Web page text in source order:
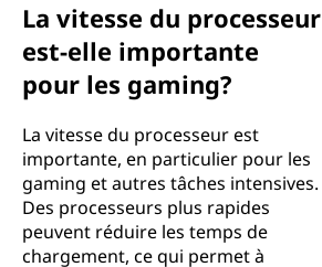
La vitesse du processeur
est-elle importante
pour les gaming?
La vitesse du processeur est
importante, en particulier pour les
gaming et autres tâches intensives.
Des processeurs plus rapides
peuvent réduire les temps de
chargement, ce qui permet à